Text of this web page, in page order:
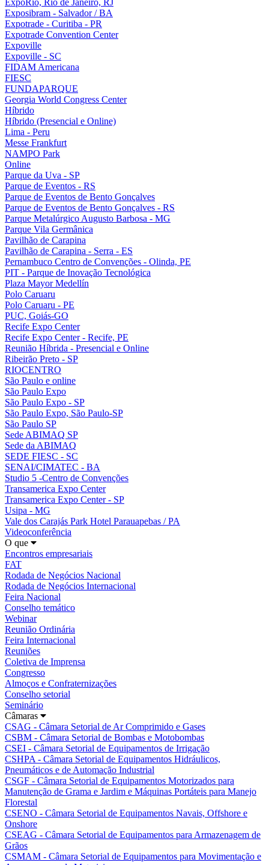
Exposibram - Salvador / BA
Expotrade - Curitiba - PR
Expotrade Convention Center
Expoville
Expoville - SC
FIDAM Americana
FIESC
FUNDAPARQUE
Georgia World Congress Center
Híbrido
Híbrido (Presencial e Online)
Lima - Peru
Messe Frankfurt
NAMPO Park
Online
Parque da Uva - SP
Parque de Eventos - RS
Parque de Eventos de Bento Gonçalves
Parque de Eventos de Bento Gonçalves - RS
Parque Metalúrgico Augusto Barbosa - MG
Parque Vila Germânica
Pavilhão de Carapina
Pavilhão de Carapina - Serra - ES
Pernambuco Centro de Convenções - Olinda, PE
PIT - Parque de Inovação Tecnológica
Plaza Mayor Medellín
Polo Caruaru
Polo Caruaru - PE
PUC, Goiás-GO
Recife Expo Center
Recife Expo Center - Recife, PE
Reunião Híbrida - Presencial e Online
Ribeirão Preto - SP
RIOCENTRO
São Paulo e online
São Paulo Expo
São Paulo Expo - SP
São Paulo Expo, São Paulo-SP
São Paulo SP
Sede ABIMAQ SP
Sede da ABIMAQ
SEDE FIESC - SC
SENAI/CIMATEC - BA
Studio 5 -Centro de Convenções
Transamerica Expo Center
Transamerica Expo Center - SP
Usipa - MG
Vale dos Carajás Park Hotel Parauapebas / PA
Videoconferência
O que
Encontros empresariais
FAT
Rodada de Negócios Nacional
Rodada de Negócios Internacional
Feira Nacional
Conselho temático
Webinar
Reunião Ordinária
Feira Internacional
Reuniões
Coletiva de Imprensa
Congresso
Almoços e Confraternizações
Conselho setorial
Seminário
Câmaras
CSAG - Câmara Setorial de Ar Comprimido e Gases
CSBM - Câmara Setorial de Bombas e Motobombas
CSEI - Câmara Setorial de Equipamentos de Irrigação
CSHPA - Câmara Setorial de Equipamentos Hidráulicos,
Pneumáticos e de Automação Industrial
CSGF - Câmara Setorial de Equipamentos Motorizados para
Manutenção de Grama e Jardim e Máquinas Portáteis para Manejo
Florestal
CSENO - Câmara Setorial de Equipamentos Navais, Offshore e
Onshore
CSEAG - Câmara Setorial de Equipamentos para Armazenagem de
Grãos
CSMAM - Câmara Setorial de Equipamentos para Movimentação e